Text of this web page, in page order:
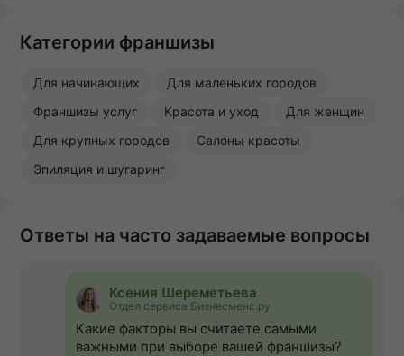
Категории франшизы
Для начинающих
Для маленьких городов
Франшизы услуг
Красота и уход
Для женщин
Для крупных городов
Салоны красоты
Эпиляция и шугаринг
Ответы на часто задаваемые вопросы
Ксения Шереметьева
Отдел сервиса Бизнесменс.ру
Какие факторы вы считаете самыми
важными при выборе вашей франшизы?